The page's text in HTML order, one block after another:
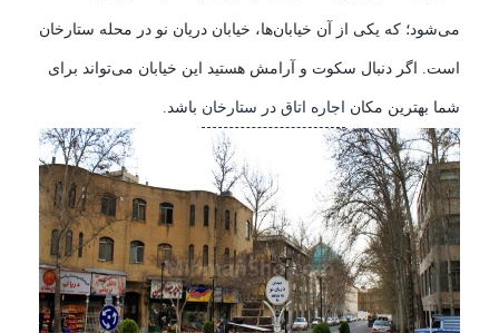
می‌شود؛ که یکی از آن خیابان‌ها، خیابان دریان نو در محله ستارخان
است. اگر دنبال سکوت و آرامش هستید این خیابان می‌تواند برای
شما بهترین مکان اجاره اتاق در ستارخان باشد.